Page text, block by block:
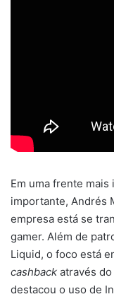
Em uma frente
importante, Andrés
empresa está se
gamer. Além de
Liquid, o foco está
cashback através do
destacou o uso de